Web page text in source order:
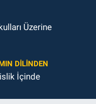
Üzerine
DILINDEN
İçinde